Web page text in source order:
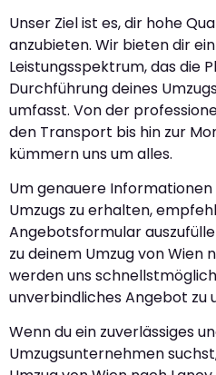
Unser Ziel ist es, dir hohe
anzubieten. Wir bieten dir
Leistungsspektrum, das die
Durchführung deines
umfasst. Von der
den Transport bis hin zur
kümmern uns um alles.
Um genauere Informationen
Umzugs zu erhalten,
Angebotsformular
zu deinem Umzug von Wien
werden uns
unverbindliches Angebot zu
Wenn du ein zuverlässiges
Umzugsunternehmen